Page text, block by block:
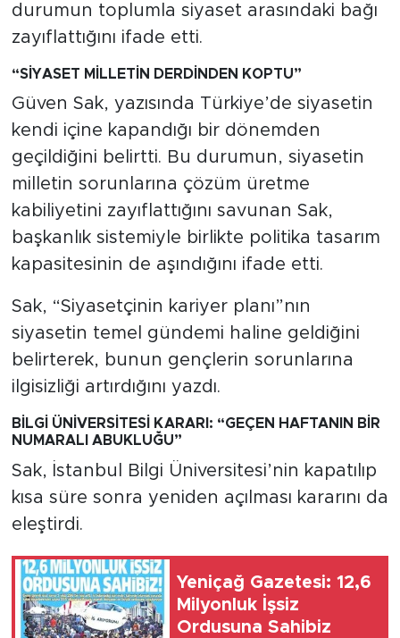
durumun toplumla siyaset arasındaki bağı
zayıflattığını ifade etti.
“SİYASET MİLLETİN DERDİNDEN KOPTU”
Güven Sak, yazısında Türkiye’de siyasetin
kendi içine kapandığı bir dönemden
geçildiğini belirtti. Bu durumun, siyasetin
milletin sorunlarına çözüm üretme
kabiliyetini zayıflattığını savunan Sak,
başkanlık sistemiyle birlikte politika tasarım
kapasitesinin de aşındığını ifade etti.
Sak, “Siyasetçinin kariyer planı”nın
siyasetin temel gündemi haline geldiğini
belirterek, bunun gençlerin sorunlarına
ilgisizliği artırdığını yazdı.
BİLGİ ÜNİVERSİTESİ KARARI: “GEÇEN HAFTANIN BİR
NUMARALI ABUKLUĞU”
Sak, İstanbul Bilgi Üniversitesi’nin kapatılıp
kısa süre sonra yeniden açılması kararını da
eleştirdi.
Yeniçağ Gazetesi: 12,6
Milyonluk İşsiz
Ordusuna Sahibiz
VİDEOLAR
ALINTI YAZARLAR
SOSYAL MEDYA